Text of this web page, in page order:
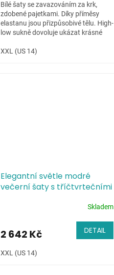
Bílé šaty se zavazováním za krk,
zdobené pajetkami. Díky příměsy
elastanu jsou přizpůsobivé tělu. High-
low sukně dovoluje ukázat krásné
XXL (US 14)
Elegantní světle modré
večerní šaty s tříčtvrtečními
Skladem
2 642 Kč DETAIL
XXL (US 14)